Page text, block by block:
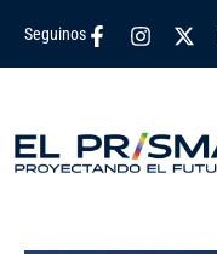
Seguinos